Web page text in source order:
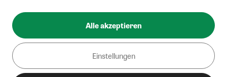
Alle akzeptieren
Einstellungen